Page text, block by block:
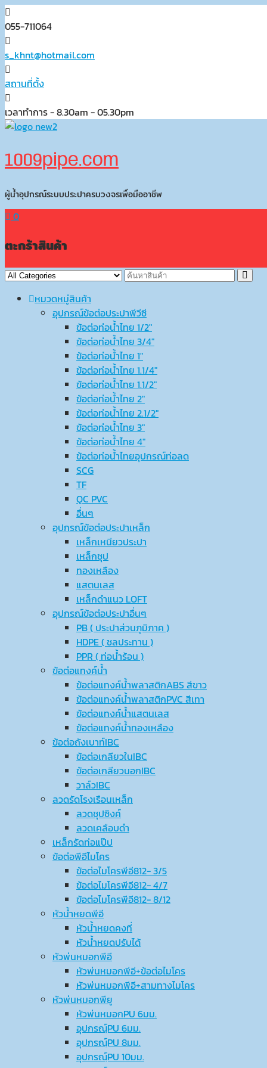
Skip
to
content
055-711064
s_khnt@hotmail.com
สถานที่ตั้ง
เวลาทำการ - 8.30am - 05.30pm
1009pipe.com
ผู้น้ำอุปกรณ์ระบบประปาครบวงจรเพื่อมืออาชีพ
0
ตะกร้าสินค้า
หมวดหมู่สินค้า
อุปกรณ์ข้อต่อประปาพีวีซี
ข้อต่อท่อน้ำไทย 1/2″
ข้อต่อท่อน้ำไทย 3/4″
ข้อต่อท่อน้ำไทย 1″
ข้อต่อท่อน้ำไทย 1.1/4″
ข้อต่อท่อน้ำไทย 1.1/2″
ข้อต่อท่อน้ำไทย 2″
ข้อต่อท่อน้ำไทย 2.1/2″
ข้อต่อท่อน้ำไทย 3″
ข้อต่อท่อน้ำไทย 4″
ข้อต่อท่อน้ำไทยอุปกรณ์ท่อลด
SCG
TF
QC PVC
อื่นๆ
อุปกรณ์ข้อต่อประปาเหล็ก
เหล็กเหนียวประปา
เหล็กชุป
ทองเหลือง
แสตนเลส
เหล็กดำแนว LOFT
อุปกรณ์ข้อต่อประปาอื่นๆ
PB ( ประปาส่วนภูมิภาค )
HDPE ( ชลประทาน )
PPR ( ท่อน้ำร้อน )
ข้อต่อแทงค์น้ำ
ข้อต่อแทงค์น้ำพลาสติกABS สีขาว
ข้อต่อแทงค์น้ำพลาสติกPVC สีเทา
ข้อต่อแทงค์น้ำแสตนเลส
ข้อต่อแทงค์น้ำทองเหลือง
ข้อต่อถังเบาท์IBC
ข้อต่อเกลียวในIBC
ข้อต่อเกลียวนอกIBC
วาล์วIBC
ลวดรัดโรงเรือนเหล็ก
ลวดชุปซิงค์
ลวดเคลือบดำ
เหล็กรัดท่อแป๊ป
ข้อต่อพีอีไมโคร
ข้อต่อไมโครพีอี812- 3/5
ข้อต่อไมโครพีอี812- 4/7
ข้อต่อไมโครพีอี812- 8/12
หัวน้ำหยดพีอี
หัวน้ำหยดคงที่
หัวน้ำหยดปรับได้
หัวพ่นหมอกพีอี
หัวพ่นหมอกพีอี+ข้อต่อไมโคร
หัวพ่นหมอกพีอี+สามทางไมโคร
หัวพ่นหมอกพียู
หัวพ่นหมอกPU 6มม.
อุปกรณ์ฺPU 6มม.
อุปกรณ์ฺPU 8มม.
อุปกรณ์ฺPU 10มม.